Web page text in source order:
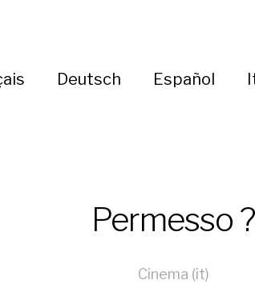
Deutsch Español
Permesso ?
Cinema (it)